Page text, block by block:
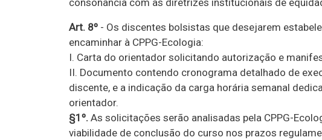
consonância com as diretrizes institucionais de
Art. 8º - Os discentes bolsistas que desejarem
encaminhar à CPPG-Ecologia:
I. Carta do orientador solicitando autorização e
II. Documento contendo cronograma detalhado de
discente, e a indicação da carga horária semanal
orientador.
§1º. As solicitações serão analisadas pela CPPG-
viabilidade de conclusão do curso nos prazos